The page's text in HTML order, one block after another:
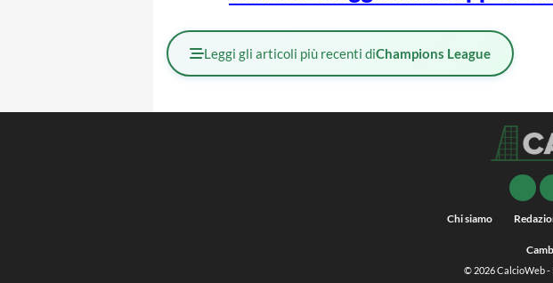
Leggi gli articoli più recenti diChampions League
Chi siamo
© 2026CalcioWeb-